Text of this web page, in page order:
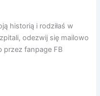
historią i rodziłaś w
odezwij się mailowo
przez fanpage FB